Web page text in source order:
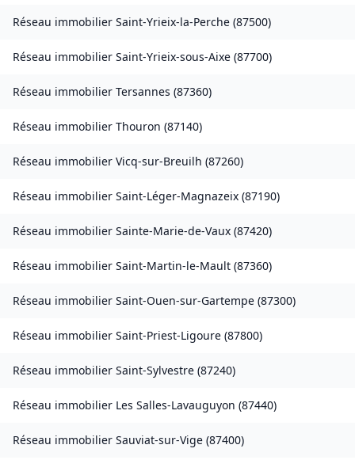
Réseau immobilier Saint-Yrieix-la-Perche (87500)
Réseau immobilier Saint-Yrieix-sous-Aixe (87700)
Réseau immobilier Tersannes (87360)
Réseau immobilier Thouron (87140)
Réseau immobilier Vicq-sur-Breuilh (87260)
Réseau immobilier Saint-Léger-Magnazeix (87190)
Réseau immobilier Sainte-Marie-de-Vaux (87420)
Réseau immobilier Saint-Martin-le-Mault (87360)
Réseau immobilier Saint-Ouen-sur-Gartempe (87300)
Réseau immobilier Saint-Priest-Ligoure (87800)
Réseau immobilier Saint-Sylvestre (87240)
Réseau immobilier Les Salles-Lavauguyon (87440)
Réseau immobilier Sauviat-sur-Vige (87400)